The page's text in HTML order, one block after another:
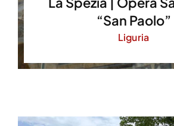
“San Paolo”
Liguria